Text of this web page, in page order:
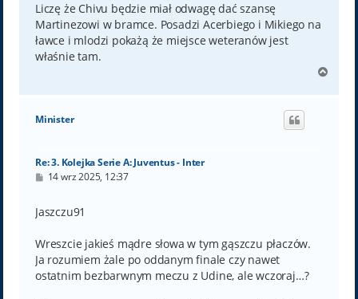
Liczę że Chivu będzie miał odwagę dać szansę
Martinezowi w bramce. Posadzi Acerbiego i Mikiego na
ławce i mlodzi pokażą że miejsce weteranów jest
właśnie tam.
g
Minister
Re: 3. Kolejka Serie A: Juventus - Inter
P
t
14 wrz 2025, 12:37
Jaszczu91
Wreszcie jakieś mądre słowa w tym gąszczu płaczów.
Ja rozumiem żale po oddanym finale czy nawet
ostatnim bezbarwnym meczu z Udine, ale wczoraj…?